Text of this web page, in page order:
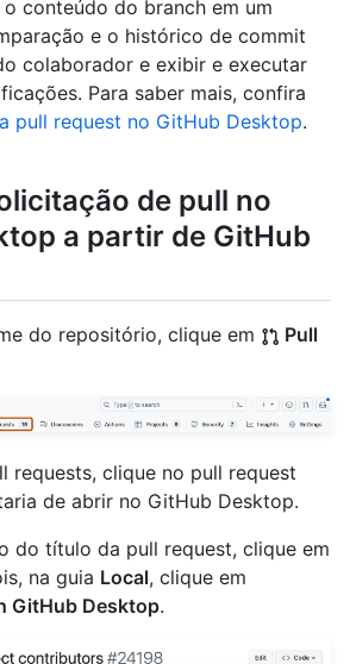
conteúdo do branch em um
e o histórico de commit
colaborador e exibir e executar
Para saber mais, confira
pull request no GitHub Desktop.
de pull no
a partir de GitHub
do repositório, clique em
Pull
requests, clique no pull request
de abrir no GitHub Desktop.
do título da pull request, clique em
na guia Local, clique em
GitHub Desktop.